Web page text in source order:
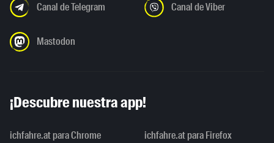
Canal de Telegram Canal de Viber
Mastodon
¡Descubre nuestra app!
ichfahre.at para Chrome ichfahre.at para Firefox